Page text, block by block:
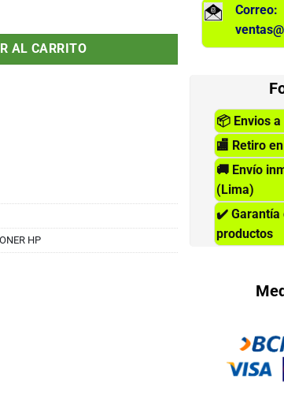
MFP M276, M251 cantidad
AL CARRITO
HP
Correo:
📦 Envios
🏬 Retiro
🚚 Envío
(Lima)
✔️ Garantía
productos